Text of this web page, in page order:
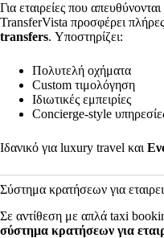
Για εταιρείες που
TransferVista προσφέρει πλήρες
transfers. Υποστηρίζει:
Πολυτελή οχήματα
Custom τιμολόγηση
Ιδιωτικές εμπειρίες
Concierge-style
Ιδανικό για luxury travel και
Σύστημα κρατήσεων για
Σε αντίθεση με απλά taxi
σύστημα κρατήσεων για